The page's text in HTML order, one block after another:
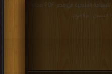
قراءة و تحميل كتاب كتاب الأبعاد الجغرافية للسياحة العلاجية في مصر PDF مجانا |
| التحميل : مرة/مرات